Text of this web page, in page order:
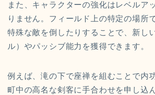
また、キャラクターの強化はレベルア
りません。フィールド上の特定の場所
特殊な敵を倒したりすることで、新し
ル）やパッシブ能力を獲得できます。
例えば、滝の下で座禅を組むことで内
町中の高名な剣客に手合わせを申し込